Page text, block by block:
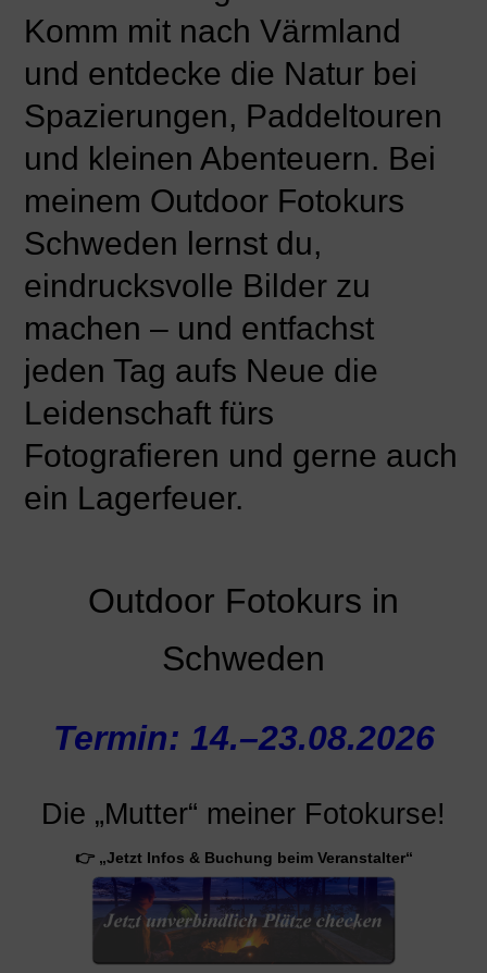
Komm mit nach Värmland
und entdecke die Natur bei
Spazierungen, Paddeltouren
und kleinen Abenteuern. Bei
meinem Outdoor Fotokurs
Schweden lernst du,
eindrucksvolle Bilder zu
machen – und entfachst
jeden Tag aufs Neue die
Leidenschaft fürs
Fotografieren und gerne auch
ein Lagerfeuer.
Outdoor Fotokurs in
Schweden
Termin: 14.–23.08.2026
Die „Mutter“ meiner Fotokurse!
👉 „Jetzt Infos & Buchung beim Veranstalter“